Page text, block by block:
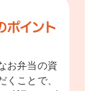
お弁当の資
くことで、